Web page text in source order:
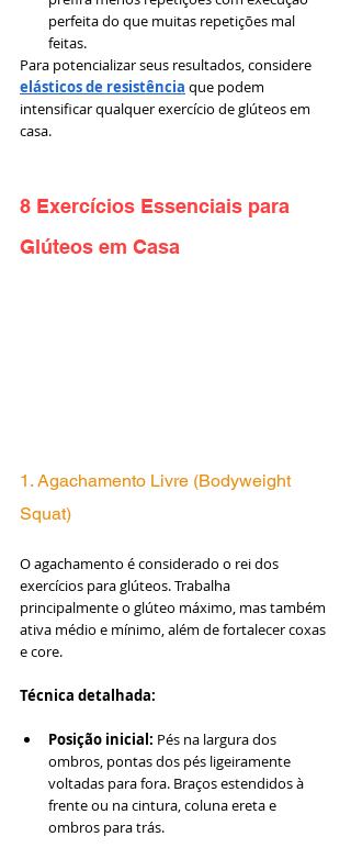
perfeita do que muitas repetições mal
feitas.
Para potencializar seus resultados, considere
elásticos de resistência que podem
intensificar qualquer exercício de glúteos em
casa.
8 Exercícios Essenciais para
Glúteos em Casa
1. Agachamento Livre (Bodyweight
Squat)
O agachamento é considerado o rei dos
exercícios para glúteos. Trabalha
principalmente o glúteo máximo, mas também
ativa médio e mínimo, além de fortalecer coxas
e core.
Técnica detalhada:
Posição inicial: Pés na largura dos
ombros, pontas dos pés ligeiramente
voltadas para fora. Braços estendidos à
frente ou na cintura, coluna ereta e
ombros para trás.